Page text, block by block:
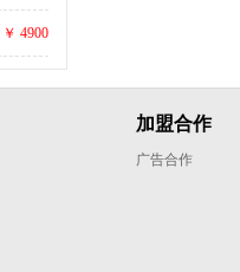
￥ 4900
加盟合作
广告合作